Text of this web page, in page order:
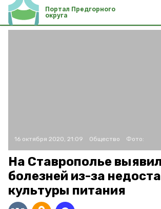
Портал Предгорного
округа
16 октября 2020, 21:09 Общество Фото:
На Ставрополье
болезней из-за
культуры питания